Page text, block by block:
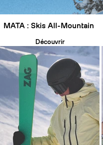
MATA : Skis All-Mountain
Découvrir